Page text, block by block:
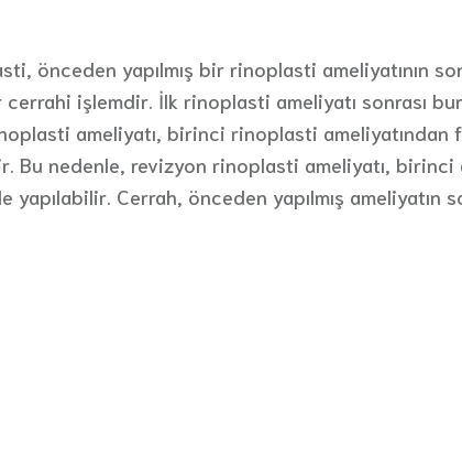
önceden yapılmış bir rinoplasti ameliyatının
işlemdir. İlk rinoplasti ameliyatı sonrası
ameliyatı, birinci rinoplasti ameliyatından
nedenle, revizyon rinoplasti ameliyatı, birinci
Cerrah, önceden yapılmış ameliyatın